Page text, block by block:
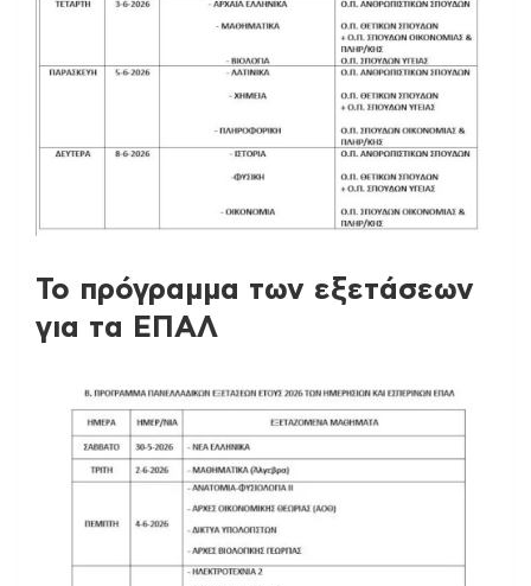
Το πρόγραμμα των εξετάσεων
για τα ΕΠΑΛ